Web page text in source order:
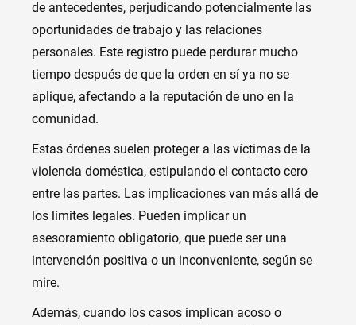
de antecedentes, perjudicando potencialmente las
oportunidades de trabajo y las relaciones
personales. Este registro puede perdurar mucho
tiempo después de que la orden en sí ya no se
aplique, afectando a la reputación de uno en la
comunidad.
Estas órdenes suelen proteger a las víctimas de la
violencia doméstica, estipulando el contacto cero
entre las partes. Las implicaciones van más allá de
los límites legales. Pueden implicar un
asesoramiento obligatorio, que puede ser una
intervención positiva o un inconveniente, según se
mire.
Además, cuando los casos implican acoso o